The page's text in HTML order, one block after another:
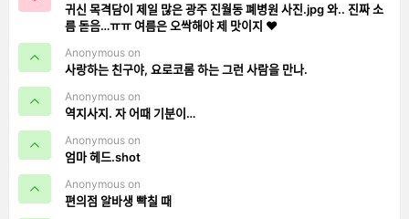
귀신 목격담이 제일 많은 광주 진월동 폐병원 사진.jpg 와.. 진짜 소
름 돋음…ㅠㅠ 여름은 오싹해야 제 맛이지 ❤️
Anonymous on
사랑하는 친구야, 요로코롬 하는 그런 사람을 만나.
Anonymous on
역지사지. 자 어때 기분이…
Anonymous on
엄마 헤드.shot
Anonymous on
편의점 알바생 빡칠 때